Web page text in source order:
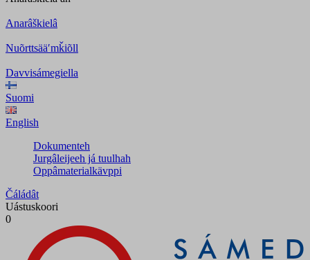
Anarâškielâ
Nuõrttsääʹmǩiõll
Davvisámegiella
Suomi
English
Dokumenteh
Jurgâleijeeh já tuulhah
Oppâmaterialkävppi
Čáládât
Uástuskoori
0